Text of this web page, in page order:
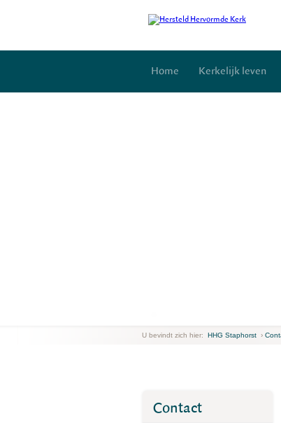
Home Kerkelijk leven
U bevindt zich hier: HHG Staphorst ›
Contact